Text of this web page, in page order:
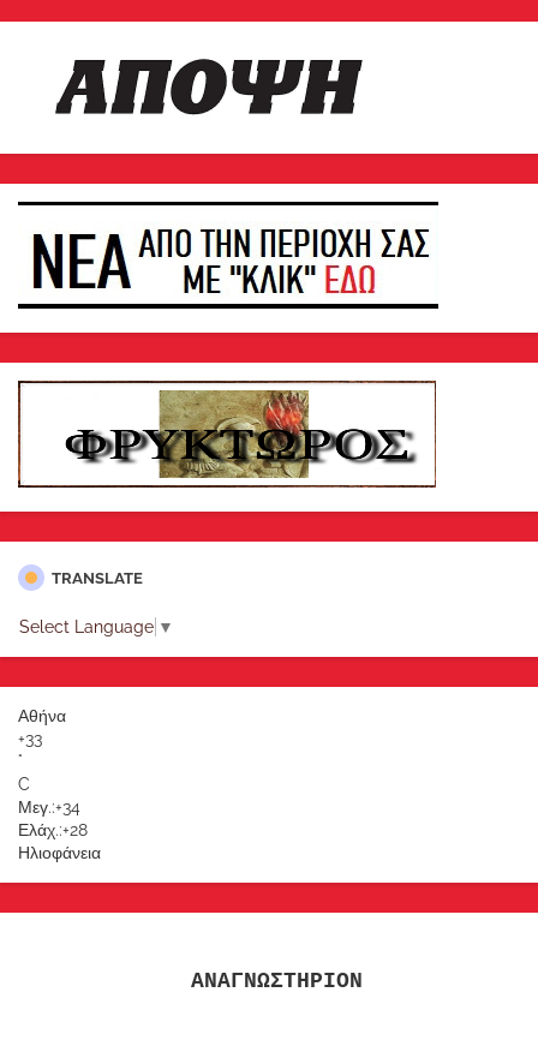
TRANSLATE
Select Language ▼
Αθήνα
+33
°
C
Μεγ.:+34
Ελάχ.:+28
Ηλιοφάνεια
ΑΝΑΓΝΩΣΤΗΡΙΟΝ